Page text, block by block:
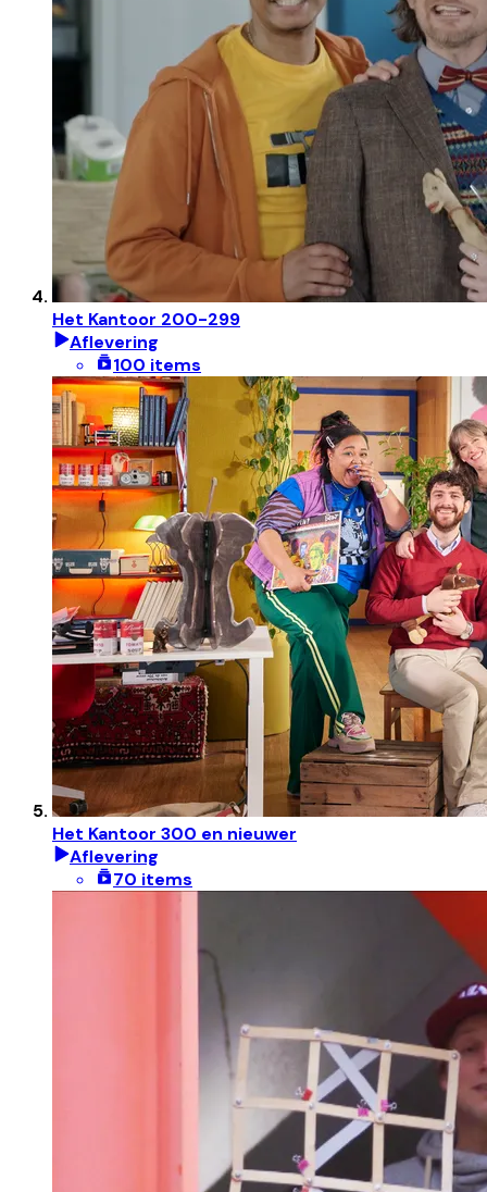
Het Kantoor 200-299
Aflevering
100 items
Het Kantoor 300 en nieuwer
Aflevering
70 items